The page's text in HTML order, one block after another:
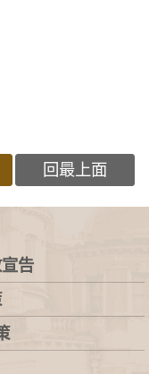
回最上面
告